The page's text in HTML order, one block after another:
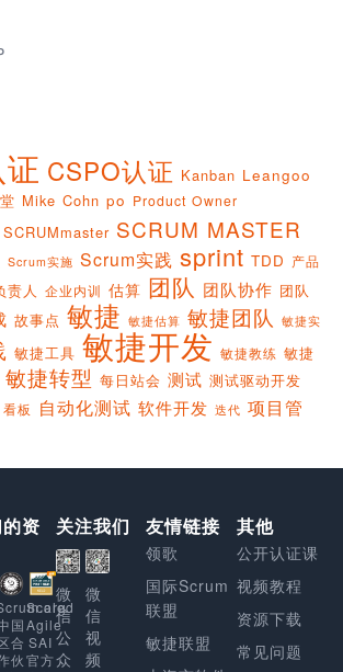
CSPO认证 Kanban Leangoo
Mike Cohn po Product Owner
SCRUMmaster SCRUM MASTER
Scrum实施 Scrum实践 sprint TDD 产品
责人 企业内训 估算 团队 团队协作 团队
故事点 敏捷 敏捷估算 敏捷团队 敏捷实
敏捷工具 敏捷开发 敏捷教练 敏捷
敏捷转型 每日站会 测试 测试驱动开发
看板 自动化测试 软件开发 迭代 项目管
资
国
合
伙
Scaled
Agile
SAI
官方
关注我们
微
信
公
众
微
信
视
频
友情链接
领歌
国际Scrum
联盟
敏捷联盟
其他
公开认证课
视频教程
资源下载
常见问题